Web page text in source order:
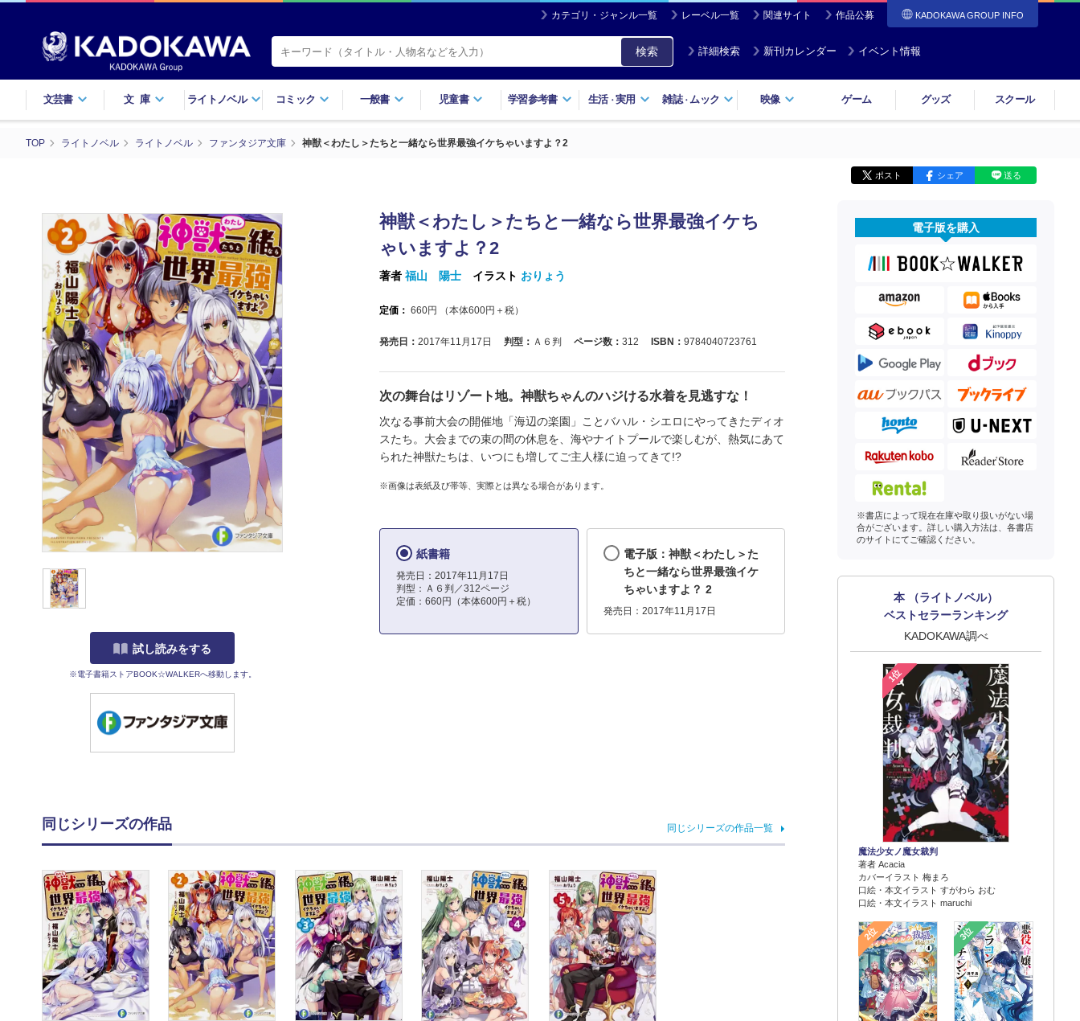
カテゴリ・ジャンル一覧 レーベル一覧 関連サイト 作品公募 KADOKAWA GROUP INFO
検索 詳細検索 新刊カレンダー イベント情報
文芸書 文庫 ライトノベル コミック 一般書 児童書 学習参考書 生活・実用 雑誌・ ムック 映像 ゲーム グッズ スクール
TOP ライトノベル ライトノベル ファンタジア文庫 神獣＜わたし＞たちと一緒なら世界最強イケちゃいますよ？2
ポスト シェア 送る
試し読みをする
※電子書籍ストアBOOK☆WALKERへ移動します。
神獣＜わたし＞たちと一緒なら世界最強イケち
ゃいますよ？2
著者 福山 陽士 イラスト おりょう
定価： 660円 （本体600円＋税）
発売日： 2017年11月17日 判型： Ａ６判 ページ数： 312 ISBN： 9784040723761
次の舞台はリゾート地。神獣ちゃんのハジける水着を見逃すな！
次なる事前大会の開催地「海辺の楽園」ことバハル・シエロにやってきたディオ
スたち。大会までの束の間の休息を、海やナイトプールで楽しむが、熱気にあて
られた神獣たちは、いつにも増してご主人様に迫ってきて!?
※画像は表紙及び帯等、実際とは異なる場合があります。
紙書籍
発売日：2017年11月17日
判型：Ａ６判／312ページ
定価：660円（本体600円＋税）
電子版：神獣＜わたし＞た
ちと一緒なら世界最強イケ
ちゃいますよ？ 2
発売日：2017年11月17日
同じシリーズの作品 同じシリーズの作品一覧
電子版を購入
※書店によって現在在庫や取り扱いがない場
合がございます。詳しい購入方法は、各書店
のサイトにてご確認ください。
本 （ライトノベル）
ベストセラーランキング
KADOKAWA調べ
1位
魔法少女ノ魔女裁判
著者 Acacia
カバーイラスト 梅まろ
口絵・本文イラスト すがわら おむ
口絵・本文イラスト maruchi
2位 3位